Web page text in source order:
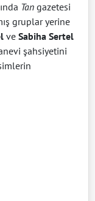
Tan gazetesi
gruplar yerine
ve Sabiha Sertel
şahsiyetini